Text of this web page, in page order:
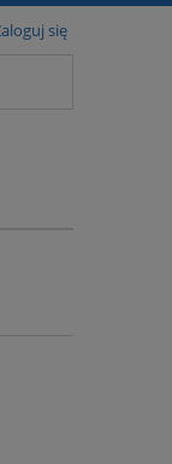
się